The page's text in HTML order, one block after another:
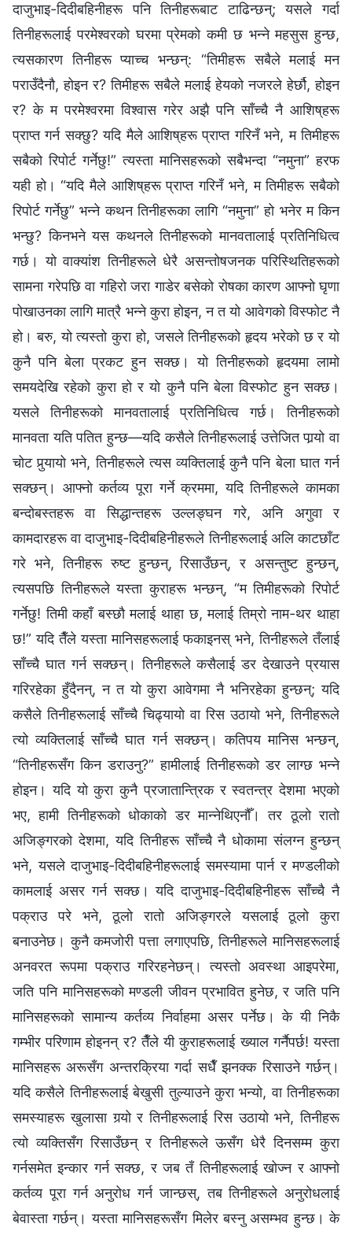
दाजुभाइ-दिदीबहिनीहरू पनि तिनीहरूबाट टाढिन्छन्; यसले गर्दा
तिनीहरूलाई परमेश्‍वरको घरमा प्रेमको कमी छ भन्ने महसुस हुन्छ,
त्यसकारण तिनीहरू प्याच्च भन्छन्: “तिमीहरू सबैले मलाई मन
पराउँदैनौ, होइन र? तिमीहरू सबैले मलाई हेयको नजरले हेर्छौ, होइन
र? के म परमेश्‍वरमा विश्‍वास गरेर अझै पनि साँच्चै नै आशिष्‌हरू
प्राप्त गर्न सक्छु? यदि मैले आशिष्‌हरू प्राप्त गरिनँ भने, म तिमीहरू
सबैको रिपोर्ट गर्नेछु!” त्यस्ता मानिसहरूको सबैभन्दा “नमुना” हरफ
यही हो। “यदि मैले आशिष्‌हरू प्राप्त गरिनँ भने, म तिमीहरू सबैको
रिपोर्ट गर्नेछु” भन्ने कथन तिनीहरूका लागि “नमुना” हो भनेर म किन
भन्छु? किनभने यस कथनले तिनीहरूको मानवतालाई प्रतिनिधित्व
गर्छ। यो वाक्यांश तिनीहरूले धेरै असन्तोषजनक परिस्थितिहरूको
सामना गरेपछि वा गहिरो जरा गाडेर बसेको रोषका कारण आफ्नो घृणा
पोखाउनका लागि मात्रै भन्ने कुरा होइन, न त यो आवेगको विस्फोट नै
हो। बरु, यो त्यस्तो कुरा हो, जसले तिनीहरूको हृदय भरेको छ र यो
कुनै पनि बेला प्रकट हुन सक्छ। यो तिनीहरूको हृदयमा लामो
समयदेखि रहेको कुरा हो र यो कुनै पनि बेला विस्फोट हुन सक्छ।
यसले तिनीहरूको मानवतालाई प्रतिनिधित्व गर्छ। तिनीहरूको
मानवता यति पतित हुन्छ—यदि कसैले तिनीहरूलाई उत्तेजित पार्‍यो वा
चोट पुर्‍यायो भने, तिनीहरूले त्यस व्यक्तिलाई कुनै पनि बेला घात गर्न
सक्छन्। आफ्नो कर्तव्य पूरा गर्ने क्रममा, यदि तिनीहरूले कामका
बन्दोबस्तहरू वा सिद्धान्तहरू उल्लङ्घन गरे, अनि अगुवा र
कामदारहरू वा दाजुभाइ-दिदीबहिनीहरूले तिनीहरूलाई अलि काटछाँट
गरे भने, तिनीहरू रुष्ट हुन्छन्, रिसाउँछन्, र असन्तुष्ट हुन्छन्,
त्यसपछि तिनीहरूले यस्ता कुराहरू भन्छन्, “म तिमीहरूको रिपोर्ट
गर्नेछु! तिमी कहाँ बस्छौ मलाई थाहा छ, मलाई तिम्रो नाम-थर थाहा
छ!” यदि तैँले यस्ता मानिसहरूलाई फकाइनस् भने, तिनीहरूले तँलाई
साँच्चै घात गर्न सक्छन्। तिनीहरूले कसैलाई डर देखाउने प्रयास
गरिरहेका हुँदैनन्, न त यो कुरा आवेगमा नै भनिरहेका हुन्छन्; यदि
कसैले तिनीहरूलाई साँच्चै चिढ्यायो वा रिस उठायो भने, तिनीहरूले
त्यो व्यक्तिलाई साँच्‍चै घात गर्न सक्छन्। कतिपय मानिस भन्छन्,
“तिनीहरूसँग किन डराउनु?” हामीलाई तिनीहरूको डर लाग्छ भन्ने
होइन। यदि यो कुरा कुनै प्रजातान्त्रिक र स्वतन्त्र देशमा भएको
भए, हामी तिनीहरूको धोकाको डर मान्‍नेथिएनौँ। तर ठूलो रातो
अजिङ्गरको देशमा, यदि तिनीहरू साँच्चै नै धोकामा संलग्न हुन्छन्
भने, यसले दाजुभाइ-दिदीबहिनीहरूलाई समस्यामा पार्न र मण्डलीको
कामलाई असर गर्न सक्छ। यदि दाजुभाइ-दिदीबहिनीहरू साँच्चै नै
पक्राउ परे भने, ठूलो रातो अजिङ्गरले यसलाई ठूलो कुरा
बनाउनेछ। कुनै कमजोरी पत्ता लगाएपछि, तिनीहरूले मानिसहरूलाई
अनवरत रूपमा पक्राउ गरिरहनेछन्। त्यस्तो अवस्था आइपरेमा,
जति पनि मानिसहरूको मण्डली जीवन प्रभावित हुनेछ, र जति पनि
मानिसहरूको सामान्य कर्तव्य निर्वाहमा असर पर्नेछ। के यी निकै
गम्भीर परिणाम होइनन् र? तैँले यी कुराहरूलाई ख्याल गर्नैपर्छ! यस्ता
मानिसहरू अरूसँग अन्तरक्रिया गर्दा सधैँ झनक्क रिसाउने गर्छन्।
यदि कसैले तिनीहरूलाई बेखुसी तुल्याउने कुरा भन्यो, वा तिनीहरूका
समस्याहरू खुलासा गर्‍यो र तिनीहरूलाई रिस उठायो भने, तिनीहरू
त्यो व्यक्तिसँग रिसाउँछन् र तिनीहरूले ऊसँग धेरै दिनसम्म कुरा
गर्नसमेत इन्कार गर्न सक्छ, र जब तँ तिनीहरूलाई खोज्न र आफ्नो
कर्तव्य पूरा गर्न अनुरोध गर्न जान्छस्, तब तिनीहरूले अनुरोधलाई
बेवास्ता गर्छन्। यस्ता मानिसहरूसँग मिलेर बस्नु असम्भव हुन्छ। के